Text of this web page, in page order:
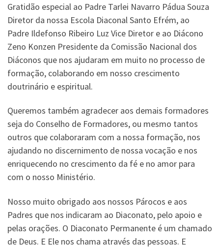
Gratidão especial ao Padre Tarlei Navarro Pádua Souza
Diretor da nossa Escola Diaconal Santo Efrém, ao
Padre Ildefonso Ribeiro Luz Vice Diretor e ao Diácono
Zeno Konzen Presidente da Comissão Nacional dos
Diáconos que nos ajudaram em muito no processo de
formação, colaborando em nosso crescimento
doutrinário e espiritual.
Queremos também agradecer aos demais formadores
seja do Conselho de Formadores, ou mesmo tantos
outros que colaboraram com a nossa formação, nos
ajudando no discernimento de nossa vocação e nos
enriquecendo no crescimento da fé e no amor para
com o nosso Ministério.
Nosso muito obrigado aos nossos Párocos e aos
Padres que nos indicaram ao Diaconato, pelo apoio e
pelas orações. O Diaconato Permanente é um chamado
de Deus. E Ele nos chama através das pessoas. E